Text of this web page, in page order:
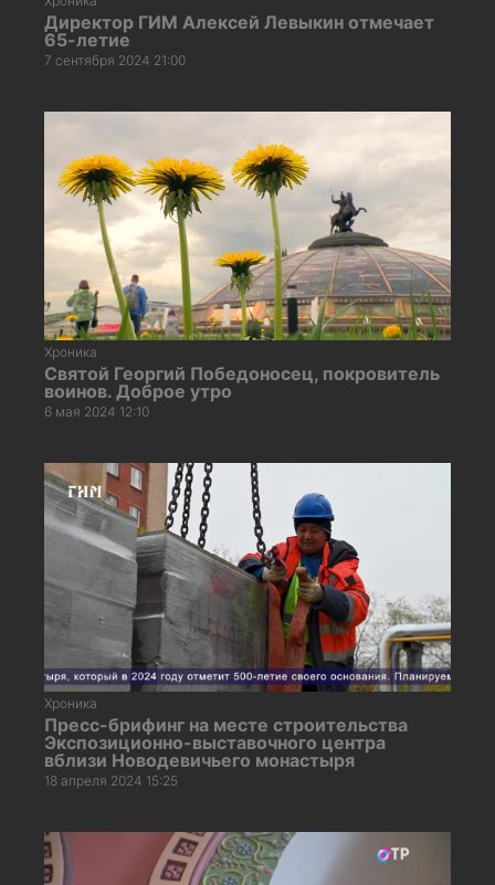
Директор ГИМ Алексей Левыкин отмечает
65-летие
7 сентября 2024 21:00
Хроника
Святой Георгий Победоносец, покровитель
воинов. Доброе утро
6 мая 2024 12:10
Хроника
Пресс-брифинг на месте строительства
Экспозиционно-выставочного центра
вблизи Новодевичьего монастыря
18 апреля 2024 15:25